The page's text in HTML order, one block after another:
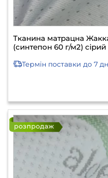
Тканина матрацна
(синтепон 60 г/м2)
Термін поставки до 7